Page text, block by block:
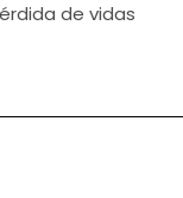
de vidas